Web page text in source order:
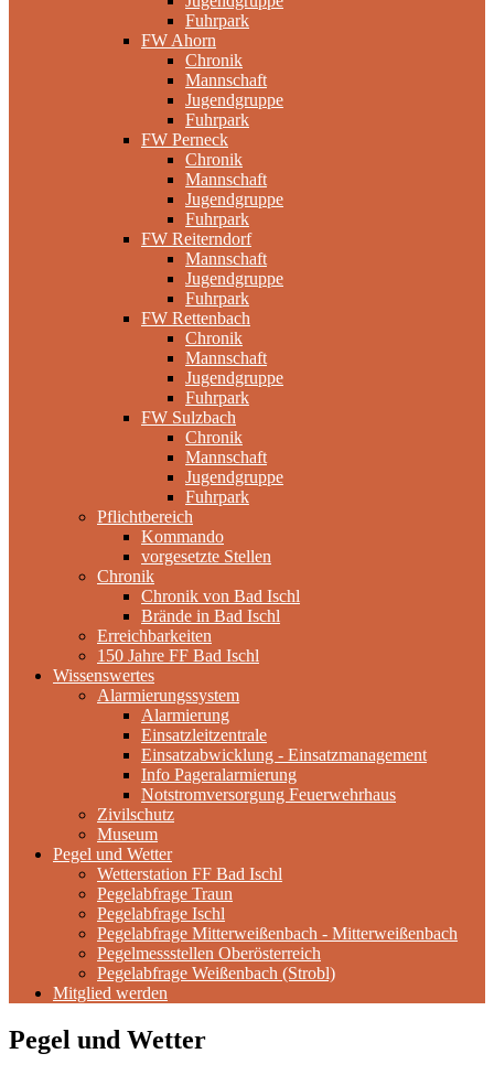
Fuhrpark
FW Ahorn
Chronik
Mannschaft
Jugendgruppe
Fuhrpark
FW Perneck
Chronik
Mannschaft
Jugendgruppe
Fuhrpark
FW Reiterndorf
Mannschaft
Jugendgruppe
Fuhrpark
FW Rettenbach
Chronik
Mannschaft
Jugendgruppe
Fuhrpark
FW Sulzbach
Chronik
Mannschaft
Jugendgruppe
Fuhrpark
Pflichtbereich
Kommando
vorgesetzte Stellen
Chronik
Chronik von Bad Ischl
Brände in Bad Ischl
Erreichbarkeiten
150 Jahre FF Bad Ischl
Wissenswertes
Alarmierungssystem
Alarmierung
Einsatzleitzentrale
Einsatzabwicklung - Einsatzmanagement
Info Pageralarmierung
Notstromversorgung Feuerwehrhaus
Zivilschutz
Museum
Pegel und Wetter
Wetterstation FF Bad Ischl
Pegelabfrage Traun
Pegelabfrage Ischl
Pegelabfrage Mitterweißenbach - Mitterweißenbach
Pegelmessstellen Oberösterreich
Pegelabfrage Weißenbach (Strobl)
Mitglied werden
Pegel und Wetter